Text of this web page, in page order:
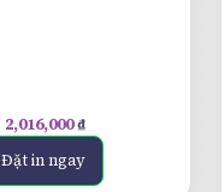
2,016,000₫
Đặt in ngay